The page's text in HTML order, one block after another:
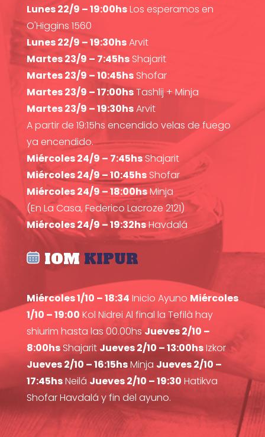
Lunes 22/9 – 19:00hsLos esperamos en
O'Higgins 1560
Lunes 22/9 – 19:30hsArvit
Martes 23/9 – 7:45hsShajarit
Martes 23/9 – 10:45hsShofar
Martes 23/9 – 17:00hsTashlij + Minja
Martes 23/9 – 19:30hsArvit
A partir de 19:15hs encendido velas de fuego
ya encendido.
Miércoles 24/9 – 7:45hsShajarit
Miércoles 24/9 – 10:45hsShofar
Miércoles 24/9 – 18:00hsMinja
(En La Casa, Federico Lacroze 2121)
Miércoles 24/9 – 19:32hsHavdalá
IOM KIPUR
Miércoles 1/10 – 18:34 Inicio Ayuno Miércoles
1/10 – 19:00 Kol Nidrei Al final la Tefilà hay
shiurim hasta las 00.00hsJueves 2/10 –
8:00hsShajarit Jueves 2/10 – 13:00hsIzkor
Jueves 2/10 – 16:15hsMinja Jueves 2/10 –
17:45hsNeilá Jueves 2/10 – 19:30 Hatikva
Shofar Havdalá y fin del ayuno.